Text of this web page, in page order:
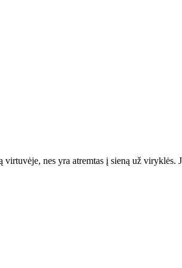
nes yra atremtas į sieną už viryklės.